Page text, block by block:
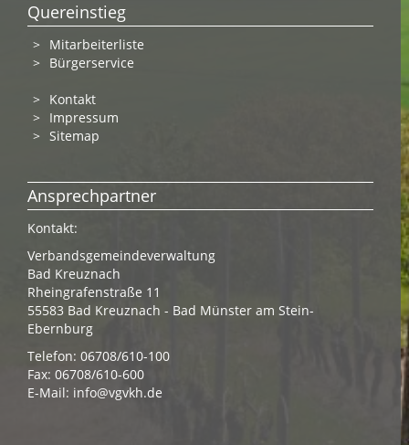
Quereinstieg
Mitarbeiterliste
Bürgerservice
Kontakt
Impressum
Sitemap
Ansprechpartner
Kontakt:
Verbandsgemeindeverwaltung
Bad Kreuznach
Rheingrafenstraße 11
55583 Bad Kreuznach - Bad Münster am Stein-
Ebernburg
Telefon: 06708/610-100
Fax: 06708/610-600
E-Mail: info@vgvkh.de